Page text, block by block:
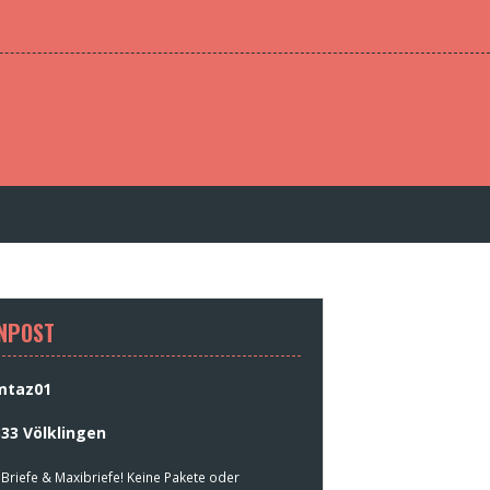
Völklingen
& Maxibriefe! Keine Pakete oder